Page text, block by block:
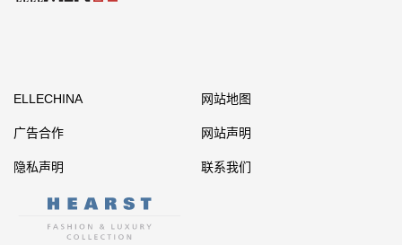
ELLECHINA 网站地图
广告合作 网站声明
隐私声明 联系我们